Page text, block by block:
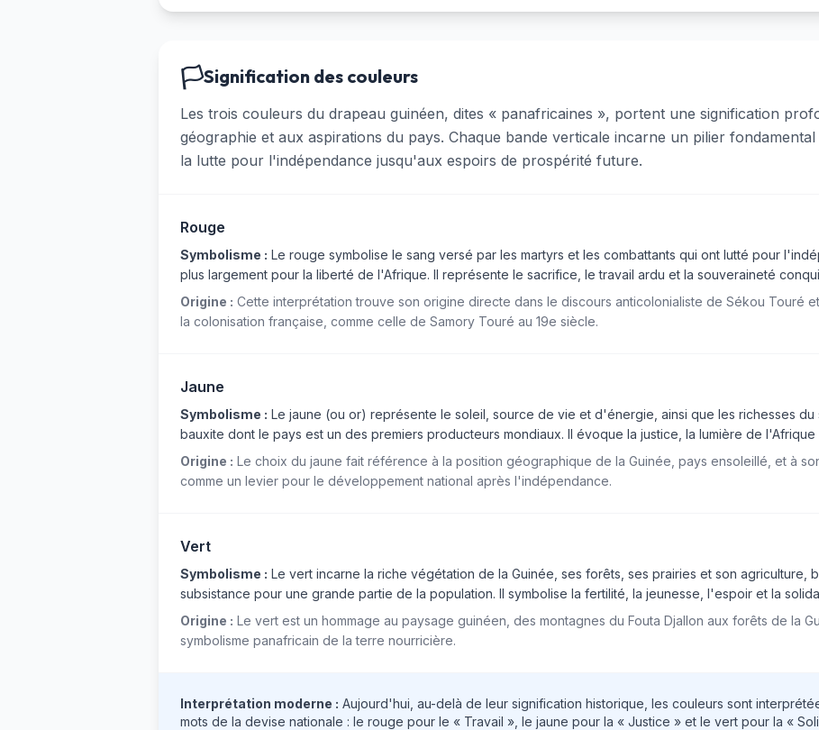
🏳️Signification des couleurs
Les trois couleurs du drapeau guinéen, dites « panafricaines », portent une signification
géographie et aux aspirations du pays. Chaque bande verticale incarne un pilier
la lutte pour l'indépendance jusqu'aux espoirs de prospérité future.
Rouge
Symbolisme : Le rouge symbolise le sang versé par les martyrs et les combattants qui ont lutté pour
plus largement pour la liberté de l'Afrique. Il représente le sacrifice, le travail ardu et la souveraineté
Origine : Cette interprétation trouve son origine directe dans le discours anticolonialiste de Sékou Touré
la colonisation française, comme celle de Samory Touré au 19e siècle.
Jaune
Symbolisme : Le jaune (ou or) représente le soleil, source de vie et d'énergie, ainsi que les richesses du
bauxite dont le pays est un des premiers producteurs mondiaux. Il évoque la justice, la lumière de
Origine : Le choix du jaune fait référence à la position géographique de la Guinée, pays ensoleillé, et à
comme un levier pour le développement national après l'indépendance.
Vert
Symbolisme : Le vert incarne la riche végétation de la Guinée, ses forêts, ses prairies et son agriculture,
subsistance pour une grande partie de la population. Il symbolise la fertilité, la jeunesse, l'espoir et la
Origine : Le vert est un hommage au paysage guinéen, des montagnes du Fouta Djallon aux forêts de la
symbolisme panafricain de la terre nourricière.
Interprétation moderne : Aujourd'hui, au-delà de leur signification historique, les couleurs sont
mots de la devise nationale : le rouge pour le « Travail », le jaune pour la « Justice » et le vert pour la «